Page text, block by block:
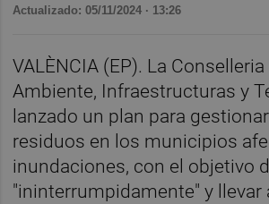
Actualizado: 05/11/2024 · 13:26
VALÈNCIA (EP). La
Ambiente, Infraestructuras y
lanzado un plan para
residuos en los municipios
inundaciones, con el objetivo
"ininterrumpidamente" y llevar